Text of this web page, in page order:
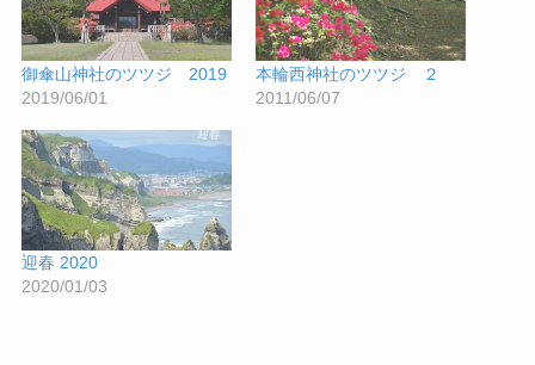
御傘山神社のツツジ 2019
2019/06/01
本輪西神社のツツジ ２
2011/06/07
迎春 2020
2020/01/03